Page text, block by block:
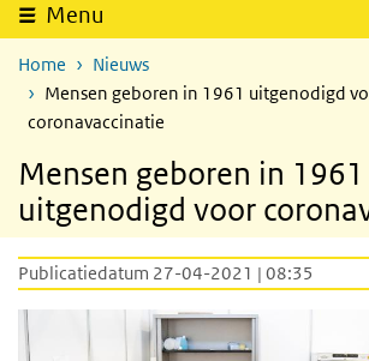
Menu
Home
Nieuws
Mensen geboren in 1961 uitgenodigd
coronavaccinatie
Mensen geboren in 1961
uitgenodigd voor
Publicatiedatum 27-04-2021 | 08:35